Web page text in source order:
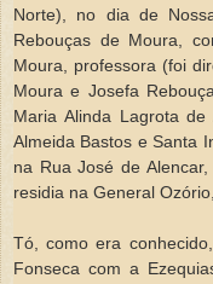
Norte), no dia de
Rebouças de Moura,
Moura, professora (foi
Moura e Josefa
Maria Alinda Lagrota
Almeida Bastos e Santa
na Rua José de
residia na General
Tó, como era
Fonseca com a